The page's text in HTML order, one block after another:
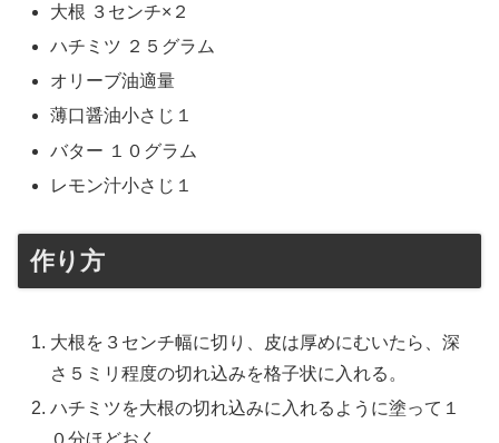
大根 ３センチ×２
ハチミツ ２５グラム
オリーブ油適量
薄口醤油小さじ１
バター １０グラム
レモン汁小さじ１
作り方
大根を３センチ幅に切り、皮は厚めにむいたら、深
さ５ミリ程度の切れ込みを格子状に入れる。
ハチミツを大根の切れ込みに入れるように塗って１